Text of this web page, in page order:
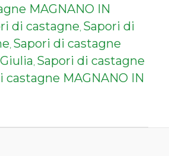
MAGNANO IN
di castagne, Sapori di
, Sapori di castagne
, Sapori di castagne
castagne MAGNANO IN